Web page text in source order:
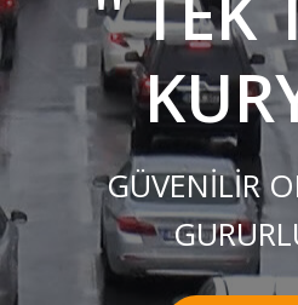
GÜVENİLİR